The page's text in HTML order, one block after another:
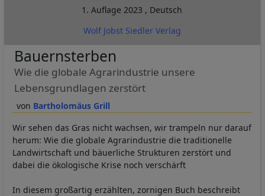
1. Auflage 2023 , Deutsch
Wolf Jobst Siedler Verlag
Bartholomäus Grill
Bauernsterben
Wie die globale Agrarindustrie unsere
Lebensgrundlagen zerstört
Wir sehen das Gras nicht wachsen, wir trampeln nur darauf
herum: Wie die globale Agrarindustrie die traditionelle
Landwirtschaft und bäuerliche Strukturen zerstört und
dabei die ökologische Krise noch verschärft
In diesem großartig erzählten, zornigen Buch beschreibt